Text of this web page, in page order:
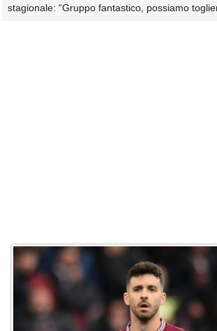
stagionale: “Gruppo fantastico, possiamo